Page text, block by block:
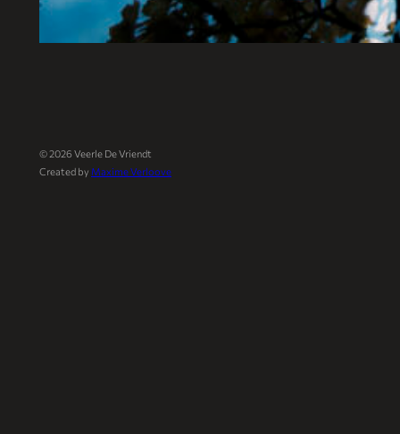
©2026 Veerle De Vriendt
Created by Maxime Verloove